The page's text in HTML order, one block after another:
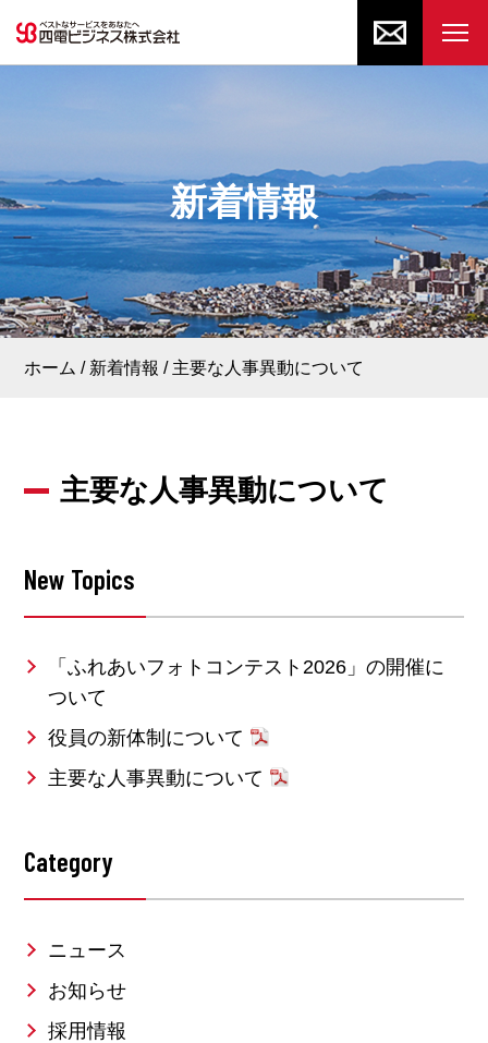
新着情報
ホーム 新着情報 主要な人事異動について
主要な人事異動について
New Topics
「ふれあいフォトコンテスト2026」の開催に
ついて
役員の新体制について
主要な人事異動について
Category
ニュース
お知らせ
採用情報